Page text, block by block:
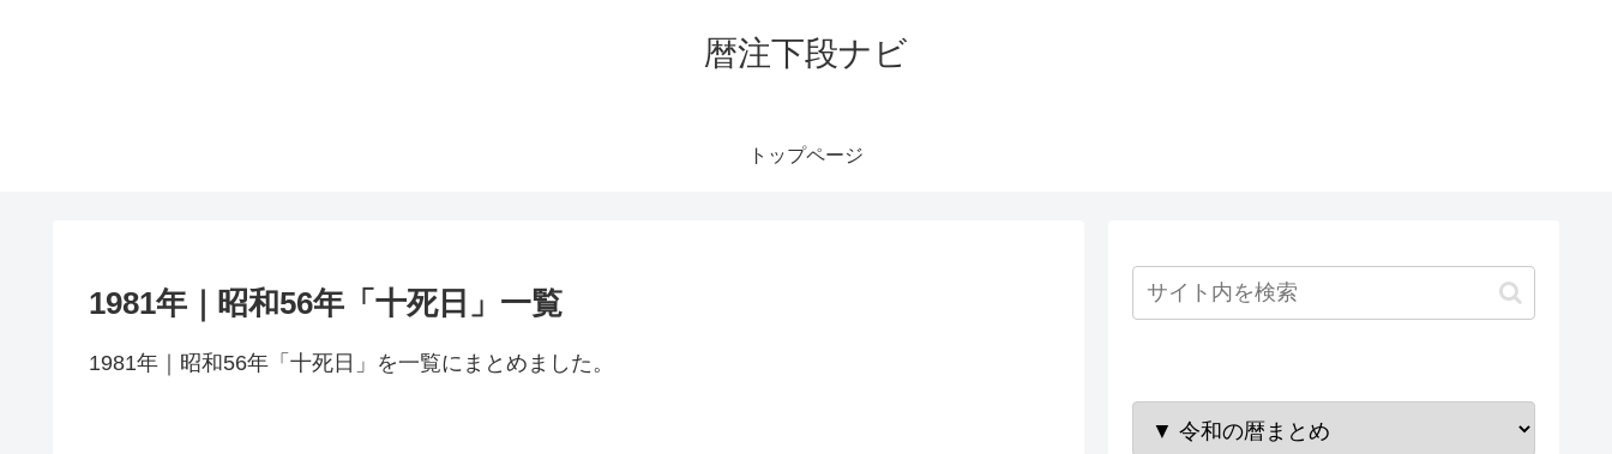
暦注下段ナビ
トップページ
1981年｜昭和56年「十死日」一覧
1981年｜昭和56年「十死日」を一覧にまとめました。